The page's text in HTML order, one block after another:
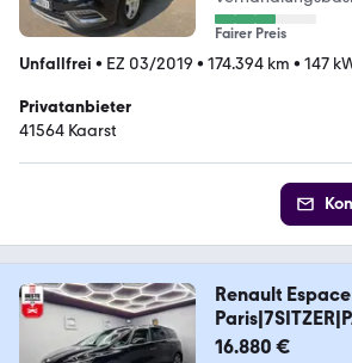
Fairer Preis
Unfallfrei • EZ 03/2019 • 174.394 km • 147
Privatanbieter
41564 Kaarst
Renault
16.880 €